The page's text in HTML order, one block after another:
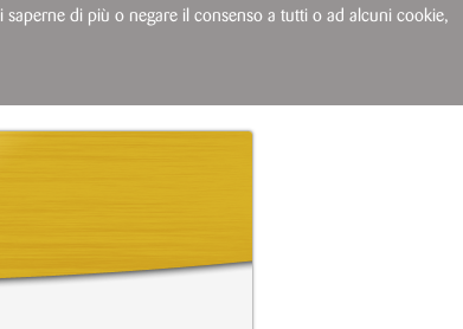
di più o negare il consenso a tutti o ad alcuni cookie,